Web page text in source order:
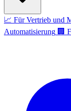
📈 Für Vertrieb und
Automatisierung 🏢